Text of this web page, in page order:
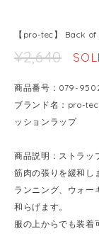
【pro-tec】 Back
¥2,640
商品番号：079-
ブランド名：pro-
ッションラップ
商品説明：ストラッ
筋肉の張りを緩和し
ランニング、ウォー
和らげます。
服の上からでも装着